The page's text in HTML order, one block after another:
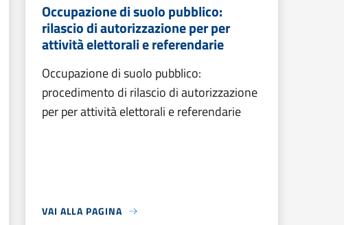
Occupazione di suolo pubblico:
rilascio di autorizzazione per per
attività elettorali e referendarie
Occupazione di suolo pubblico:
procedimento di rilascio di autorizzazione
per per attività elettorali e referendarie
VAI ALLA PAGINA